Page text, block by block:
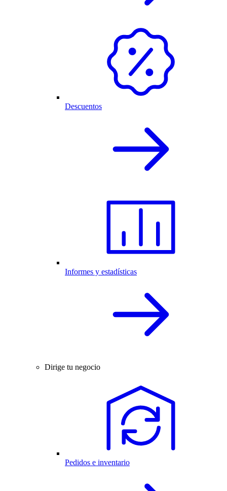
Descuentos
Informes y estadísticas
Dirige tu negocio
Pedidos e inventario